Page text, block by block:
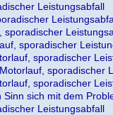
Leistungsabfall
sporadischer
sporadischer
sporadischer
sporadischer
sporadischer
Sinn sich mit dem
Leistungsabfall